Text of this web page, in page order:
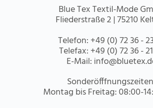
Blue Tex Textil-Mode
Fliederstraße 2 | 75210
Telefon: +49 (0) 72 36 -
Telefax: +49 (0) 72 36 -
E-Mail:
Montag bis Freitag: 08:00-